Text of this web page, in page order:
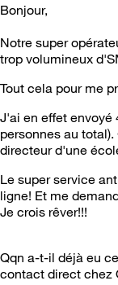
Bonjour,
Notre super
trop volumineux
Tout cela pour me
J'ai en effet envoyé
personnes au
directeur d'une
Le super service
ligne! Et me
Je crois rêver!!!
Qqn a-t-il déjà eu
contact direct chez